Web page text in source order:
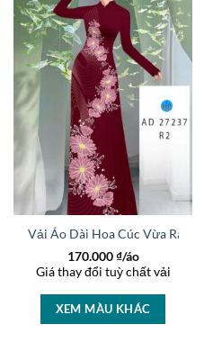
Vải Áo Dài Hoa Cúc Vừa Ra
170.000₫/áo
Giá thay đổi tuỳ chất vải
XEM MÀU KHÁC